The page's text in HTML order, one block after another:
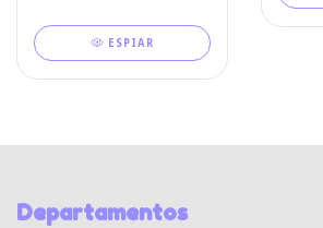
ESPIAR
Departamentos